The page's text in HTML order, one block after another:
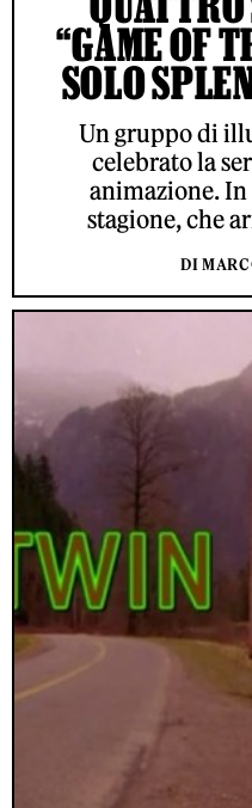
“GAME OF
SOLO
Un gruppo di
celebrato la
animazione.
stagione, che
DI